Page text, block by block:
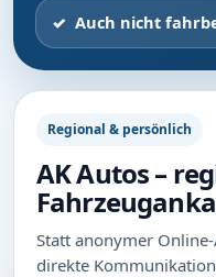
Auch nicht
Regional & persönlich
AK Autos –
Statt anonymer
direkte